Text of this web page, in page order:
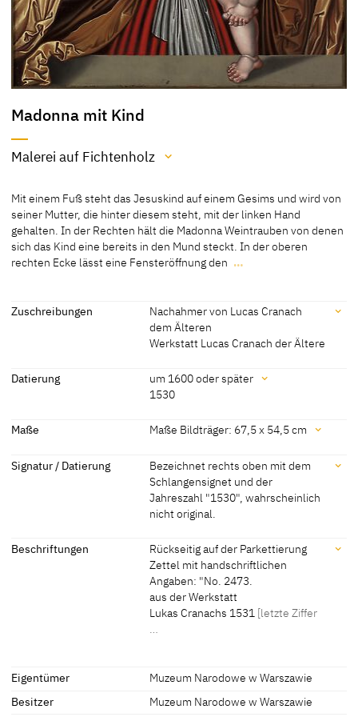
Madonna mit Kind
Malerei auf Fichtenholz
Malerei auf Fichtenholz
[Cat. Warsaw 2000, 69-70]
Mit einem Fuß steht das Jesuskind auf einem Gesims und wird von
seiner Mutter, die hinter diesem steht, mit der linken Hand
gehalten. In der Rechten hält die Madonna Weintrauben von denen
sich das Kind eine bereits in den Mund steckt. In der oberen
rechten Ecke lässt eine Fensteröffnung den …
gehalten. In der Rechten hält die Madonna Weintrauben von denen
sich das Kind eine bereits in den Mund steckt. In der oberen
rechten Ecke lässt eine Fensteröffnung den Blick auf eine bergige
[Görres, cda 2012]
Zuschreibungen
Nachahmer von Lucas Cranach
dem Älteren
Werkstatt Lucas Cranach der Ältere
Zuschreibungen
[cda 2012]
der Ältere
[?, Exhib. Cat. Wrocław 2017, no. 51]
Datierung
um 1600 oder später
1530
Datierung
[Cat. Warsaw 2000, 69-70]
[Exhib. Cat. Wrocław 2017, no. 51]
Maße Maße Bildträger: 67,5 x 54,5 cm
Maße
Maße Bildträger: 67,5 x 54,5 cm
Signatur / Datierung
Bezeichnet rechts oben mit dem
Schlangensignet und der
Jahreszahl "1530", wahrscheinlich
nicht original.
Signatur / Datierung
Bezeichnet rechts oben mit dem Schlangensignet und der
Jahreszahl "1530", wahrscheinlich nicht original.
Beschriftungen
Rückseitig auf der Parkettierung
Zettel mit handschriftlichen
Angaben: "No. 2473.
aus der Werkstatt
Lukas Cranachs 1531 [letzte Ziffer
spätere Beschriftungen, Stempel, Siegel:
Eigentümer
Muzeum Narodowe w Warszawie
Besitzer
Muzeum Narodowe w Warszawie